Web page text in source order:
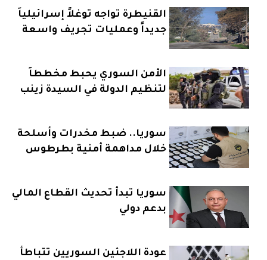
القنيطرة تواجه توغلاً إسرائيلياً
جديداً وعمليات تجريف واسعة
الأمن السوري يحبط مخططاً
لتنظيم الدولة في السيدة زينب
سوريا.. ضبط مخدرات وأسلحة
خلال مداهمة أمنية بطرطوس
سوريا تبدأ تحديث القطاع المالي
بدعم دولي
عودة اللاجئين السوريين تتباطأ